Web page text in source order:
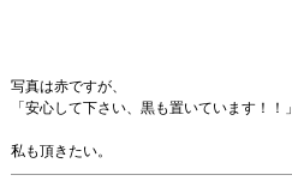
写真は赤ですが、
「安心して下さい、黒も置いています！！」
私も頂きたい。